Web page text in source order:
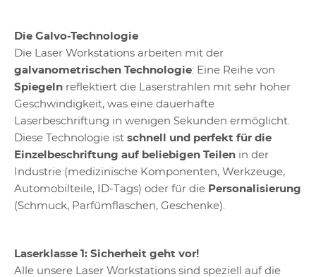
Die Galvo-Technologie
Die Laser Workstations arbeiten mit der
galvanometrischen Technologie: Eine Reihe von
Spiegeln reflektiert die Laserstrahlen mit sehr hoher
Geschwindigkeit, was eine dauerhafte
Laserbeschriftung in wenigen Sekunden ermöglicht.
Diese Technologie ist schnell und perfekt für die
Einzelbeschriftung auf beliebigen Teilen in der
Industrie (medizinische Komponenten, Werkzeuge,
Automobilteile, ID-Tags) oder für die Personalisierung
(Schmuck, Parfümflaschen, Geschenke).
Laserklasse 1: Sicherheit geht vor!
Alle unsere Laser Workstations sind speziell auf die